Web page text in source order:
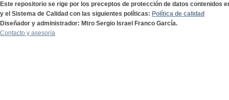
Este repositorio se rige por los preceptos de protección de datos contenidos
y el Sistema de Calidad con las siguientes políticas: Política de calidad
Diseñador y administrador: Mtro Sergio Israel Franco García.
Contacto y asesoría